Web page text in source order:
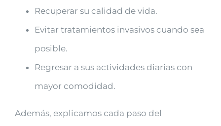
Recuperar su calidad de vida.
Evitar tratamientos invasivos cuando sea
posible.
Regresar a sus actividades diarias con
mayor comodidad.
Además, explicamos cada paso del